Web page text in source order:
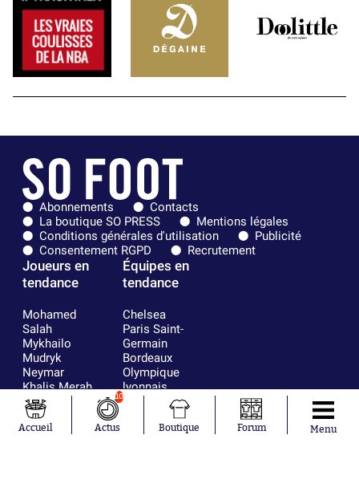
Abonnements
Contacts
La boutique SO PRESS
Mentions légales
Conditions générales d'utilisation
Publicité
Consentement RGPD
Recrutement
Joueurs en
tendance
Mohamed
Salah
Mykhailo
Mudryk
Neymar
Khalis Merah
Loïs Openda
Moussa
Niakhaté
Équipes en
tendance
Chelsea
Paris Saint-
Germain
Bordeaux
Olympique
lyonnais
FIFA
Real Madrid
RC Strasbourg
Accueil
10
Actus Boutique Forum Menu